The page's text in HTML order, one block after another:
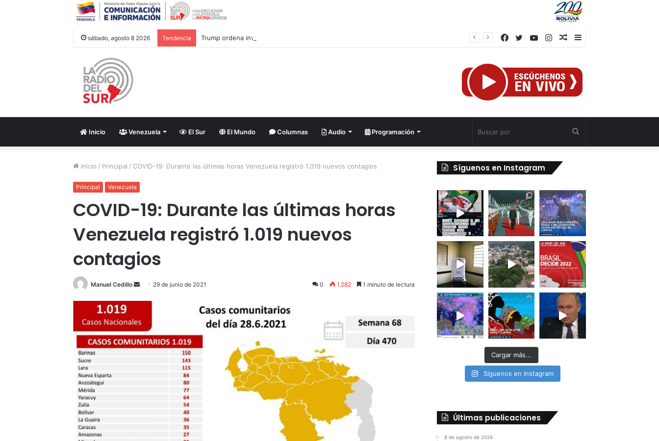
sábado, agosto 8 2026 Tendencia Trump ordena investigar la filtración sobre las reservas de municiones
Barra
Publicación
azar
Instagram
YouTube
Twitter
Facebook
Inicio Venezuela El Sur El Mundo Columnas Audio Programación
Inicio / Principal / COVID-19: Durante las últimas horas Venezuela registró 1.019 nuevos contagios
Principal Venezuela
COVID-19: Durante las últimas horas
Venezuela registró 1.019 nuevos
contagios
Manuel Cedillo
Send29 de junio de 2021 0 1.282 1 minuto de lectura
Síguenos en Instagram
Cargar más...
Síguenos en Instagram
Últimas publicaciones
8 de agosto de 2026